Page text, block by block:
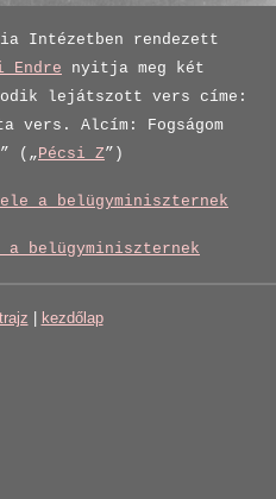
Intézetben rendezett
Endre nyitja meg két
lejátszott vers címe:
vers. Alcím: Fogságom
(„Pécsi Z”)
a belügyminiszternek
a belügyminiszternek
kezdőlap